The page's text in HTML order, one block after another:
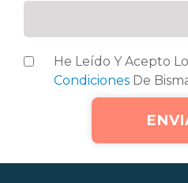
He Leído Y Acepto
Condiciones De